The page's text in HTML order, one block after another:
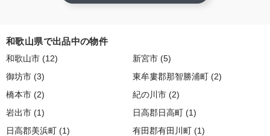
和歌山県で出品中の物件
和歌山市 (12) 新宮市 (5)
御坊市 (3) 東牟婁郡那智勝浦町 (2)
橋本市 (2) 紀の川市 (2)
岩出市 (1) 日高郡日高町 (1)
日高郡美浜町 (1) 有田郡有田川町 (1)